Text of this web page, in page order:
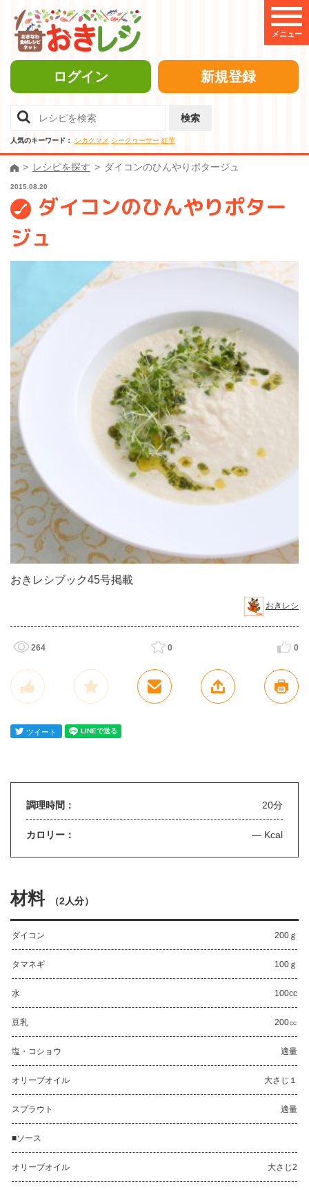
メニュー
ログイン 新規登録
検索
人気のキーワード： シカクマメ シークヮーサー 紅芋
レシピを探す ダイコンのひんやりポタージュ
2015.08.20
ダイコンのひんやりポター
ジュ
おきレシブック45号掲載
おきレシ
264 0 0
調理時間： 20分
カロリー： — Kcal
材料 （2人分）
ダイコン 200ｇ
タマネギ 100ｇ
水 100cc
豆乳 200㏄
塩・コショウ 適量
オリーブオイル 大さじ１
スプラウト 適量
■ソース
オリーブオイル 大さじ2